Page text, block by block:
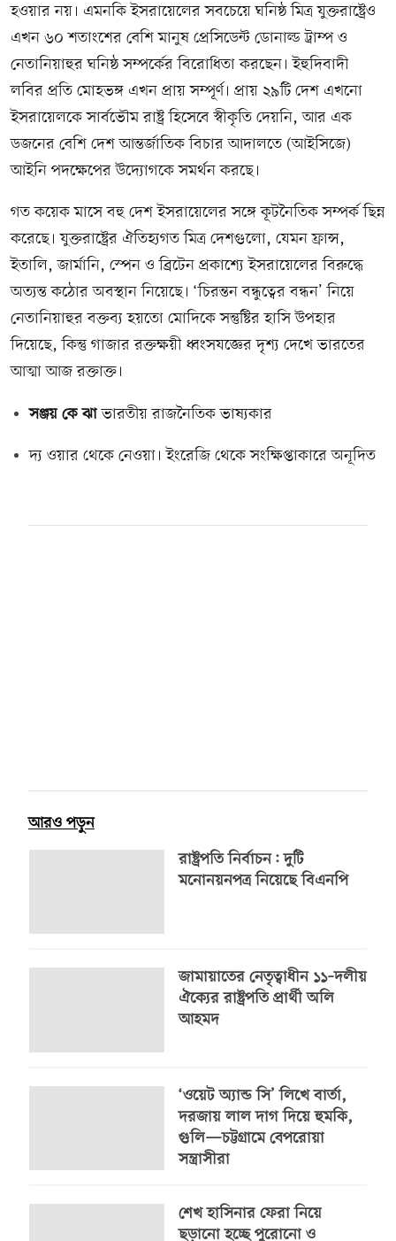
হওয়ার নয়। এমনকি ইসরায়েলের সবচেয়ে ঘনিষ্ঠ মিত্র যুক্তরাষ্ট্রেও
এখন ৬০ শতাংশের বেশি মানুষ প্রেসিডেন্ট ডোনাল্ড ট্রাম্প ও
নেতানিয়াহুর ঘনিষ্ঠ সম্পর্কের বিরোধিতা করছেন। ইহুদিবাদী
লবির প্রতি মোহভঙ্গ এখন প্রায় সম্পূর্ণ। প্রায় ২৯টি দেশ এখনো
ইসরায়েলকে সার্বভৌম রাষ্ট্র হিসেবে স্বীকৃতি দেয়নি, আর এক
ডজনের বেশি দেশ আন্তর্জাতিক বিচার আদালতে (আইসিজে)
আইনি পদক্ষেপের উদ্যোগকে সমর্থন করছে।
গত কয়েক মাসে বহু দেশ ইসরায়েলের সঙ্গে কূটনৈতিক সম্পর্ক ছিন্ন
করেছে। যুক্তরাষ্ট্রের ঐতিহ্যগত মিত্র দেশগুলো, যেমন ফ্রান্স,
ইতালি, জার্মানি, স্পেন ও ব্রিটেন প্রকাশ্যে ইসরায়েলের বিরুদ্ধে
অত্যন্ত কঠোর অবস্থান নিয়েছে। ‘চিরন্তন বন্ধুত্বের বন্ধন’ নিয়ে
নেতানিয়াহুর বক্তব্য হয়তো মোদিকে সন্তুষ্টির হাসি উপহার
দিয়েছে, কিন্তু গাজার রক্তক্ষয়ী ধ্বংসযজ্ঞের দৃশ্য দেখে ভারতের
আত্মা আজ রক্তাক্ত।
সঞ্জয় কে ঝাভারতীয় রাজনৈতিক ভাষ্যকার
দ্য ওয়ার থেকে নেওয়া। ইংরেজি থেকে সংক্ষিপ্তাকারে অনূদিত
আরও পড়ুন
রাষ্ট্রপতি নির্বাচন: দুটি
মনোনয়নপত্র নিয়েছে বিএনপি
জামায়াতের নেতৃত্বাধীন ১১–দলীয়
ঐক্যের রাষ্ট্রপতি প্রার্থী অলি
আহমদ
‘ওয়েট অ্যান্ড সি’ লিখে বার্তা,
দরজায় লাল দাগ দিয়ে হুমকি,
গুলি—চট্টগ্রামে বেপরোয়া
সন্ত্রাসীরা
শেখ হাসিনার ফেরা নিয়ে
ছড়ানো হচ্ছে পুরোনো ও